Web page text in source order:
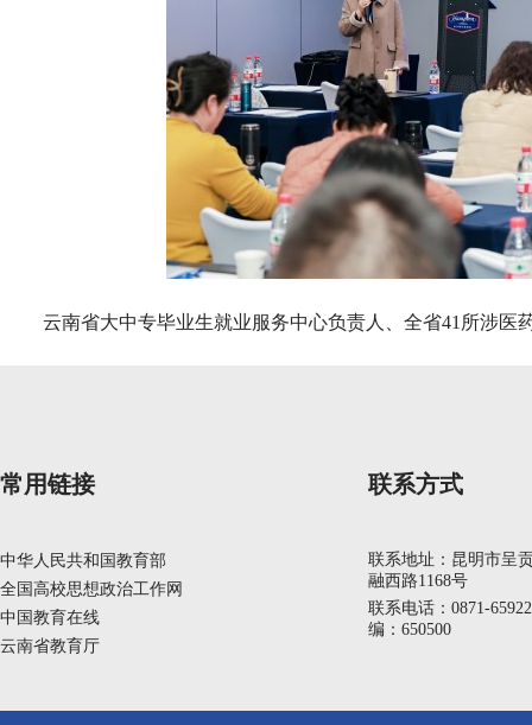
云南省大中专毕业生就业服务中心负责人、全省41所涉
常用链接
中华人民共和国教育部
全国高校思想政治工作网
中国教育在线
云南省教育厅
联系方式
联系地址：昆明市呈
融西路1168号
联系电话：0871-
编：650500